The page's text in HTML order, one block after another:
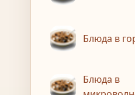
Блюда в
Блюда в